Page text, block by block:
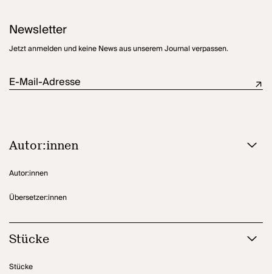
Newsletter
Jetzt anmelden und keine News aus unserem Journal verpassen.
E-Mail-Adresse
Autor:innen
Autor:innen
Übersetzer:innen
Stücke
Stücke